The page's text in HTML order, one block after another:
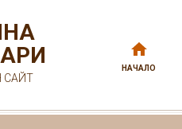
САЙТ
НАЧАЛО